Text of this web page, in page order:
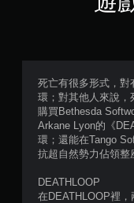
死亡有很多形式，對
環；對其他人來說，
購買Bethesda
Arkane Lyon的《
環；還能在Tango
抗超自然勢力佔領整
DEATHLOOP
在DEATHLOOP裡